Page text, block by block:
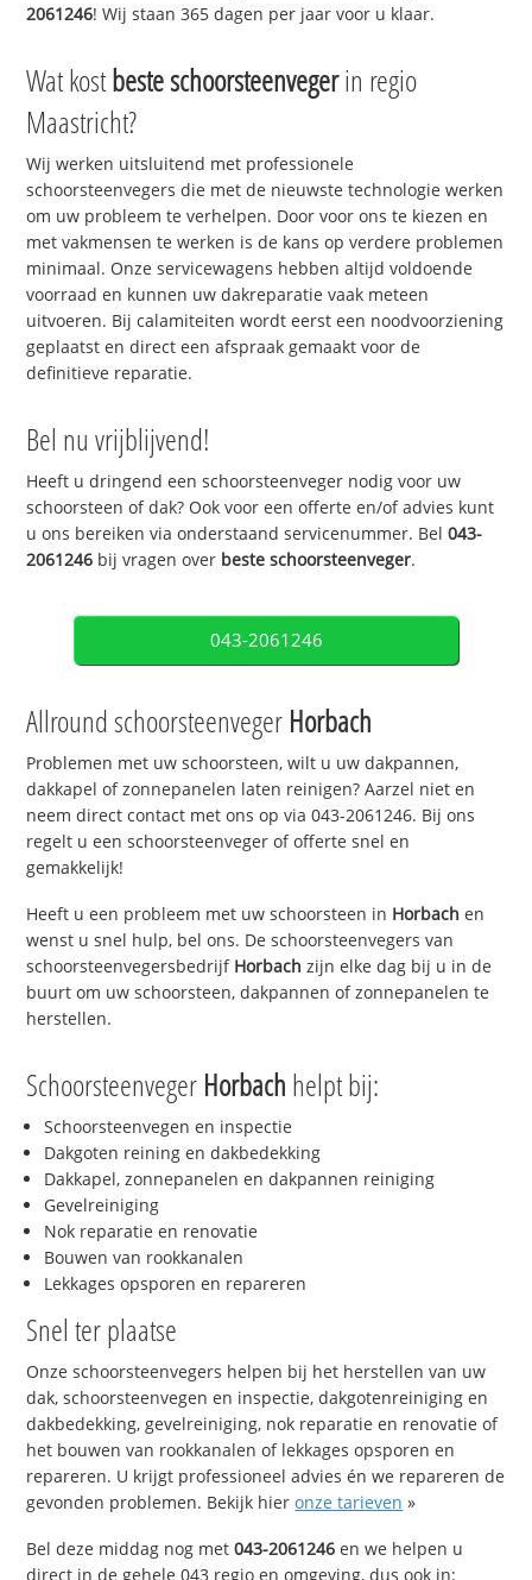
2061246! Wij staan 365 dagen per jaar voor u klaar.
Wat kostbeste schoorsteenvegerin regio
Maastricht?
Wij werken uitsluitend met professionele
schoorsteenvegers die met de nieuwste technologie werken
om uw probleem te verhelpen. Door voor ons te kiezen en
met vakmensen te werken is de kans op verdere problemen
minimaal. Onze servicewagens hebben altijd voldoende
voorraad en kunnen uw dakreparatie vaak meteen
uitvoeren. Bij calamiteiten wordt eerst een noodvoorziening
geplaatst en direct een afspraak gemaakt voor de
definitieve reparatie.
Bel nu vrijblijvend!
Heeft u dringend een schoorsteenveger nodig voor uw
schoorsteen of dak? Ook voor een offerte en/of advies kunt
u ons bereiken via onderstaand servicenummer. Bel043-
2061246 bij vragen over beste schoorsteenveger.
043-2061246
Allround schoorsteenveger Horbach
Problemen met uw schoorsteen, wilt u uw dakpannen,
dakkapel of zonnepanelen laten reinigen? Aarzel niet en
neem direct contact met ons op via 043-2061246. Bij ons
regelt u een schoorsteenveger of offerte snel en
gemakkelijk!
Heeft u een probleem met uw schoorsteen in Horbach en
wenst u snel hulp, bel ons. De schoorsteenvegers van
schoorsteenvegersbedrijf Horbach zijn elke dag bij u in de
buurt om uw schoorsteen, dakpannen of zonnepanelen te
herstellen.
Schoorsteenveger Horbach helpt bij:
Schoorsteenvegen en inspectie
Dakgoten reining en dakbedekking
Dakkapel, zonnepanelen en dakpannen reiniging
Gevelreiniging
Nok reparatie en renovatie
Bouwen van rookkanalen
Lekkages opsporen en repareren
Snel ter plaatse
Onze schoorsteenvegers helpen bij het herstellen van uw
dak, schoorsteenvegen en inspectie, dakgotenreiniging en
dakbedekking, gevelreiniging, nok reparatie en renovatie of
het bouwen van rookkanalen of lekkages opsporen en
repareren. U krijgt professioneel advies én we repareren de
gevonden problemen. Bekijk hieronze tarieven »
Bel deze middag nog met043-2061246 en we helpen u
direct in de gehele 043 regio en omgeving, dus ook in: